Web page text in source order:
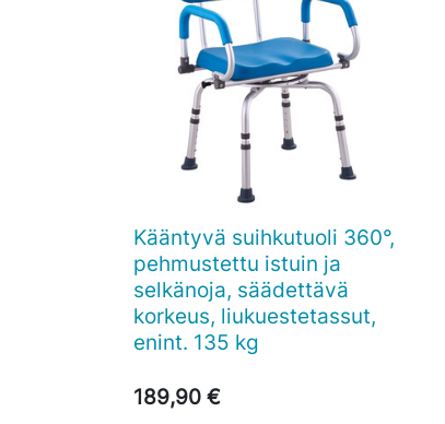
 Pikakatselu
Kääntyvä suihkutuoli 360°,
pehmustettu istuin ja
selkänoja, säädettävä
korkeus, liukuestetassut,
enint. 135 kg
189,90 €